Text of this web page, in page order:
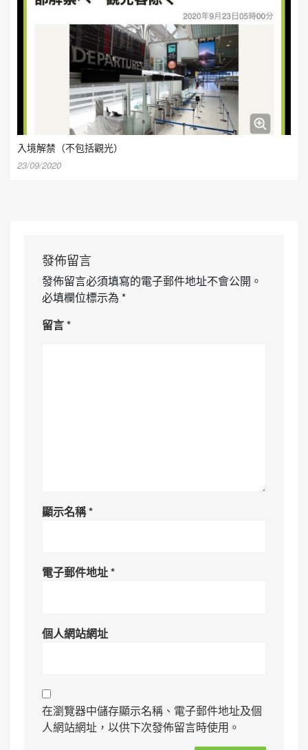
入境解禁（不包括觀光）
23/09/2020
發佈留言
發佈留言必須填寫的電子郵件地址不會公開。
必填欄位標示為 *
留言*
顯示名稱*
電子郵件地址*
個人網站網址
在瀏覽器中儲存顯示名稱、電子郵件地址及個
人網站網址，以供下次發佈留言時使用。